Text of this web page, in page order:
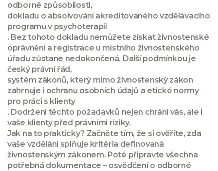
odborné způsobilosti,
dokladu o absolvování akreditovaného vzdělávacího
programu v psychoterapii
. Bez tohoto dokladu nemůžete získat živnostenské
oprávnění a registrace u místního živnostenského
úřadu zůstane nedokončená. Další podmínkou je
český právní řád,
systém zákonů, který mimo živnostenský zákon
zahrnuje i ochranu osobních údajů a etické normy
pro práci s klienty
. Dodržení těchto požadavků nejen chrání vás, ale i
vaše klienty před právními riziky.
Jak na to prakticky? Začněte tím, že si ověříte, zda
vaše vzdělání splňuje kritéria definovaná
živnostenským zákonem. Poté připravte všechna
potřebná dokumentace – osvědčení o odborné